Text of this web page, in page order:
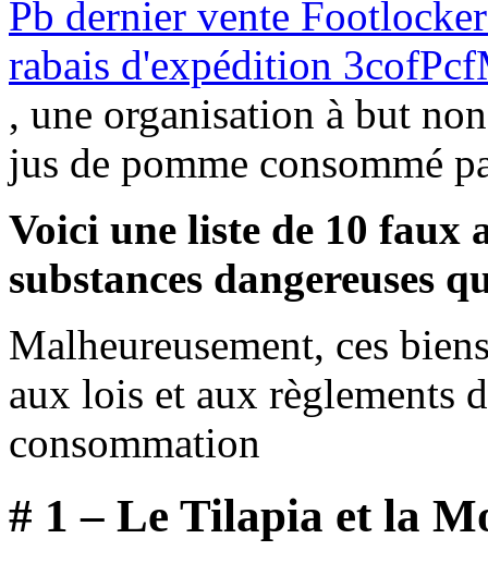
Pb dernier vente
rabais d'expédition
, une organisation à but
jus de pomme consommé
Voici une liste de 10 faux
substances dangereuses
Malheureusement, ces
aux lois et aux règlements
consommation
# 1 – Le Tilapia et la